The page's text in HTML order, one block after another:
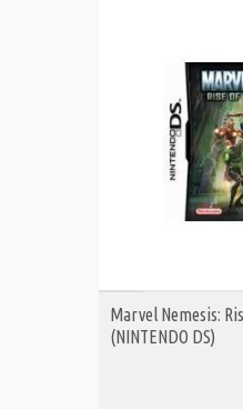
ΑΓΟΡΑ
Marvel Nemesis:
(NINTENDO DS)